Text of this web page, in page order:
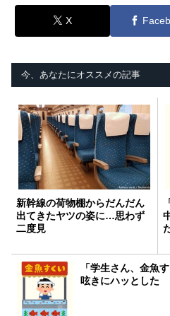
X
今、あなたにオススメの記事
新幹線の荷物棚からだんだん
出てきたヤツの姿に…思わず
二度見
「学生さん、金魚
呟きにハッとした